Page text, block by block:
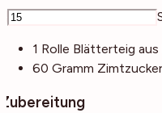
1 Rolle Blätterteig aus
60 Gramm Zimtzucker
Zubereitung